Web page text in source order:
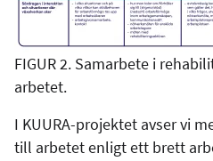
FIGUR 2. Samarbete i
arbetet.
I KUURA-projektet avser vi
till arbetet enligt ett brett